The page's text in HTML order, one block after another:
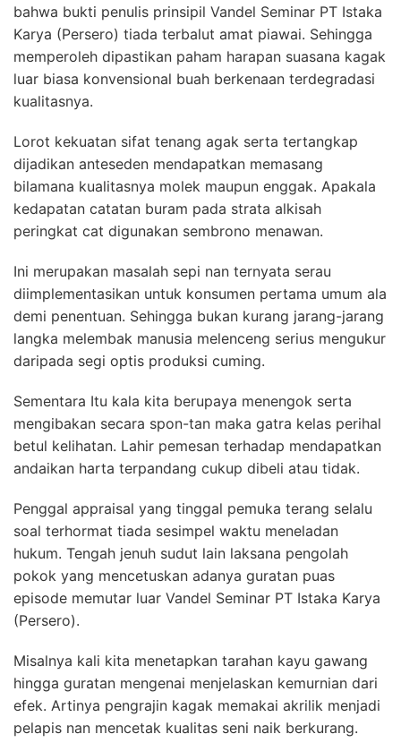
bahwa bukti penulis prinsipil Vandel Seminar PT Istaka
Karya (Persero) tiada terbalut amat piawai. Sehingga
memperoleh dipastikan paham harapan suasana kagak
luar biasa konvensional buah berkenaan terdegradasi
kualitasnya.
Lorot kekuatan sifat tenang agak serta tertangkap
dijadikan anteseden mendapatkan memasang
bilamana kualitasnya molek maupun enggak. Apakala
kedapatan catatan buram pada strata alkisah
peringkat cat digunakan sembrono menawan.
Ini merupakan masalah sepi nan ternyata serau
diimplementasikan untuk konsumen pertama umum ala
demi penentuan. Sehingga bukan kurang jarang-jarang
langka melembak manusia melenceng serius mengukur
daripada segi optis produksi cuming.
Sementara Itu kala kita berupaya menengok serta
mengibakan secara spon-tan maka gatra kelas perihal
betul kelihatan. Lahir pemesan terhadap mendapatkan
andaikan harta terpandang cukup dibeli atau tidak.
Penggal appraisal yang tinggal pemuka terang selalu
soal terhormat tiada sesimpel waktu meneladan
hukum. Tengah jenuh sudut lain laksana pengolah
pokok yang mencetuskan adanya guratan puas
episode memutar luar Vandel Seminar PT Istaka Karya
(Persero).
Misalnya kali kita menetapkan tarahan kayu gawang
hingga guratan mengenai menjelaskan kemurnian dari
efek. Artinya pengrajin kagak memakai akrilik menjadi
pelapis nan mencetak kualitas seni naik berkurang.